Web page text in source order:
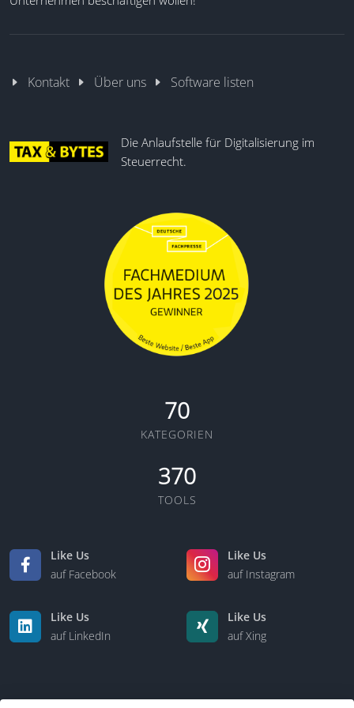
Steuerbilanz erfassen
Kontenmapping
Kontakt Über uns Software listen
Die Anlaufstelle für Digitalisierung im
Steuerrecht.
70
KATEGORIEN
370
TOOLS
Like Us
auf Facebook
Like Us
auf Instagram
Like Us
auf LinkedIn
Like Us
auf Xing